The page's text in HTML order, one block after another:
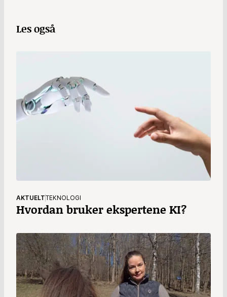
Les også
AKTUELTTEKNOLOGI
Hvordan bruker ekspertene KI?